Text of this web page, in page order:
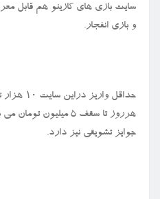
سایت بازی‌ های‌ کازینو هم قابل
و بازی انفجار.
حداقل
هرروز تا سقف ۵
جوایز تشویقی نیز دارد.